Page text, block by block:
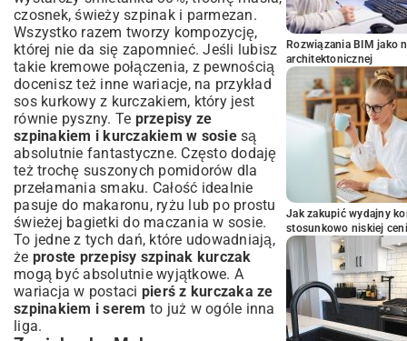
czosnek, świeży szpinak i parmezan.
Wszystko razem tworzy kompozycję,
której nie da się zapomnieć. Jeśli lubisz
takie kremowe połączenia, z pewnością
docenisz też inne wariacje, na przykład
sos kurkowy z kurczakiem, który jest
równie pyszny. Te przepisy ze
szpinakiem i kurczakiem w sosiesą
absolutnie fantastyczne. Często dodaję
też trochę suszonych pomidorów dla
przełamania smaku. Całość idealnie
pasuje do makaronu, ryżu lub po prostu
świeżej bagietki do maczania w sosie.
To jedne z tych dań, które udowadniają,
że proste przepisy szpinak kurczak
mogą być absolutnie wyjątkowe. A
wariacja w postaci pierś z kurczaka ze
szpinakiem i serem to już w ogóle inna
liga.
Rozwiązania BIM jako
architektonicznej
Jak zakupić wydajny
stosunkowo niskiej